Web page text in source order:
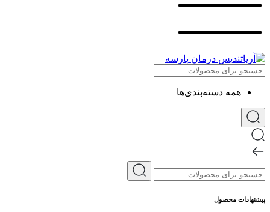
همه دسته‌بندی‌ها
پیشنهادات محصول